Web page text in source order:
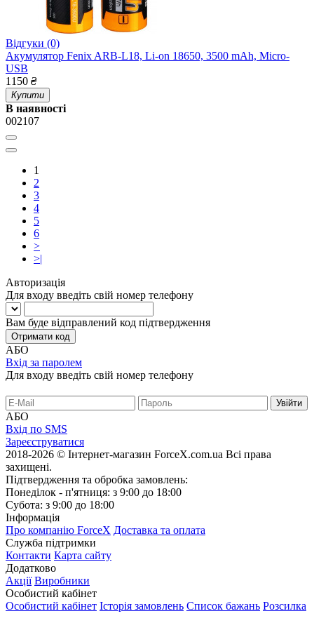
Відгуки (0)
Акумулятор Fenix ARB-L18, Li-on 18650, 3500 mAh, Micro-
USB
1150 ₴
Купити
В наявності
002107
1
2
3
4
5
6
>
>|
Авторизація
Для входу введіть свій номер телефону
Вам буде відправлений код підтвердження
Отримати код
АБО
Вхід за паролем
Для входу введіть свій номер телефону
АБО
Вхід по SMS
Зареєструватися
2018-2026 © Інтернет-магазин ForceX.com.ua Всі права
захищені.
Підтвердження та обробка замовлень:
Понеділок - п'ятниця: з 9:00 до 18:00
Субота: з 9:00 до 18:00
Інформація
Про компанію ForceX Доставка та оплата
Служба підтримки
Контакти Карта сайту
Додатково
Акції Виробники
Особистий кабінет
Особистий кабінет Історія замовлень Список бажань Розсилка